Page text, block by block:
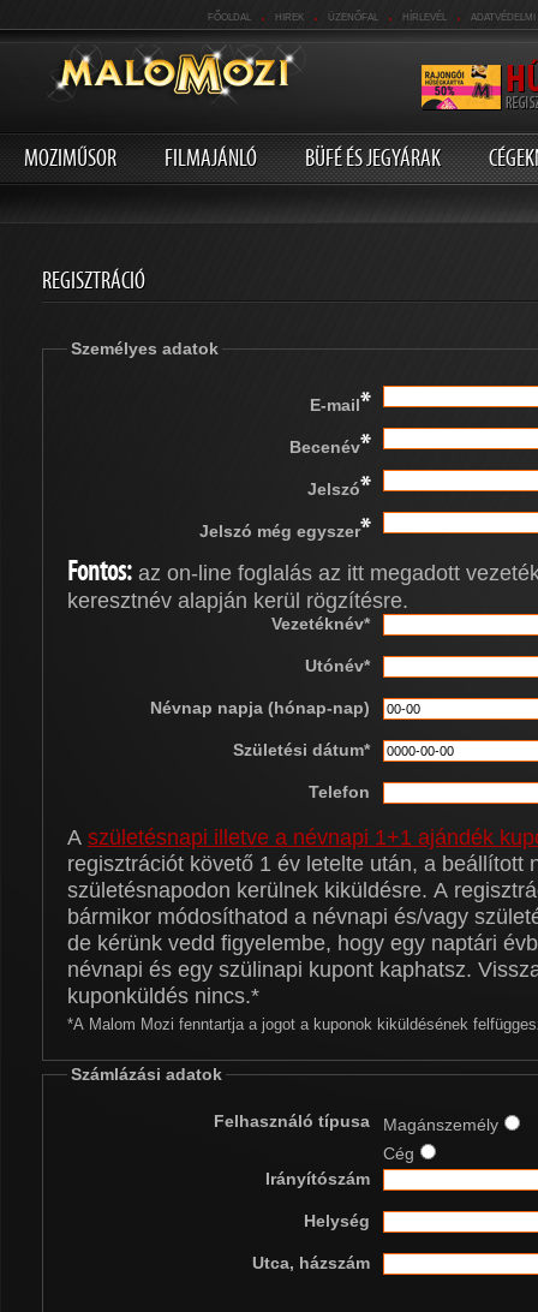
FŐOLDAL . HIREK . ÜZENŐFAL . HÍRLEVÉL . ADATVÉDELMI
MOZIMŰSOR FILMAJÁNLÓ BÜFÉ ÉS JEGYÁRAK
REGISZTRÁCIÓ
Személyes adatok
E-mail*
Becenév*
Jelszó*
Jelszó még egyszer*
Fontos: az on-line foglalás az itt megadott
keresztnév alapján kerül rögzítésre.
Vezetéknév*
Utónév*
Névnap napja (hónap-nap)
Születési dátum*
Telefon
A születésnapi illetve a névnapi 1+1 ajándék
regisztrációt követő 1 év letelte után, a beállított
születésnapodon kerülnek kiküldésre. A
bármikor módosíthatod a névnapi és/vagy
de kérünk vedd figyelembe, hogy egy naptári
névnapi és egy szülinapi kupont kaphatsz.
kuponküldés nincs.*
*A Malom Mozi fenntartja a jogot a kuponok kiküldésének
Számlázási adatok
Felhasználó típusa
Magánszemély
Cég
Irányítószám
Helység
Utca, házszám